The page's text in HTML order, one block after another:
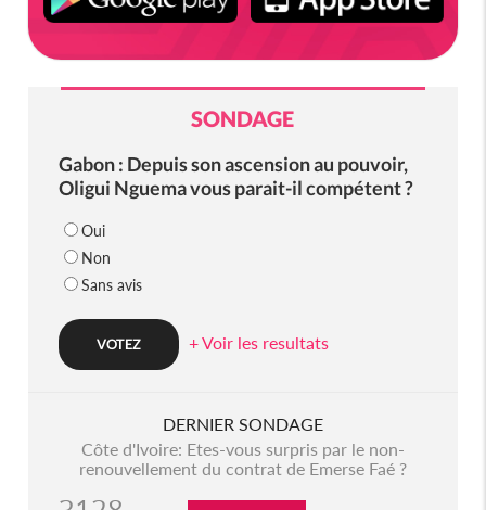
SONDAGE
Gabon : Depuis son ascension au pouvoir,
Oligui Nguema vous parait-il compétent ?
Oui
Non
Sans avis
+ Voir les resultats
DERNIER SONDAGE
Côte d'Ivoire: Etes-vous surpris par le non-
renouvellement du contrat de Emerse Faé ?